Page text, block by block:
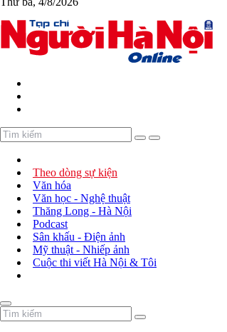
Theo dòng sự kiện
Văn hóa
Văn học - Nghệ thuật
Thăng Long - Hà Nội
Podcast
Sân khấu - Điện ảnh
Mỹ thuật - Nhiếp ảnh
Cuộc thi viết Hà Nội & Tôi